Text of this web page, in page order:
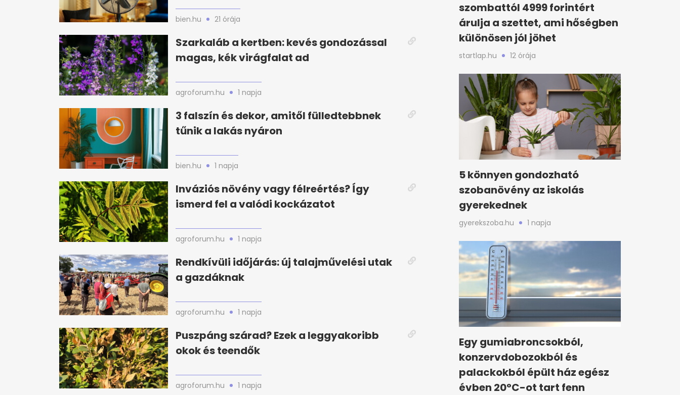
bien.hu 21 órája
Szarkaláb a kertben: kevés gondozással
magas, kék virágfalat ad
agroforum.hu 1 napja
3 falszín és dekor, amitől fülledtebbnek
tűnik a lakás nyáron
bien.hu 1 napja
Inváziós növény vagy félreértés? Így
ismerd fel a valódi kockázatot
agroforum.hu 1 napja
Rendkívüli időjárás: új talajművelési utak
a gazdáknak
agroforum.hu 1 napja
Puszpáng szárad? Ezek a leggyakoribb
okok és teendők
agroforum.hu 1 napja
szombattól 4999 forintért
árulja a szettet, ami hőségben
különösen jól jöhet
startlap.hu 12 órája
5 könnyen gondozható
szobanövény az iskolás
gyerekednek
gyerekszoba.hu 1 napja
Egy gumiabroncsokból,
konzervdobozokból és
palackokból épült ház egész
évben 20°C-ot tart fenn